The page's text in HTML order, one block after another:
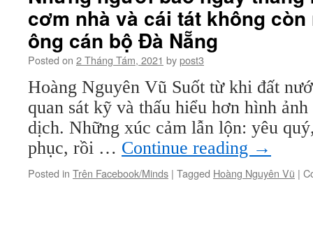
cơm nhà và cái tát không còn
ông cán bộ Đà Nẵng
Posted on 2 Tháng Tám, 2021 bypost3
Hoàng Nguyên Vũ Suốt từ khi đất
quan sát kỹ và thấu hiểu hơn hình
dịch. Những xúc cảm lẫn lộn: yêu
phục, rồi … Continue reading →
Posted in Trên Facebook/Minds | Tagged Hoàng Nguyên Vũ |